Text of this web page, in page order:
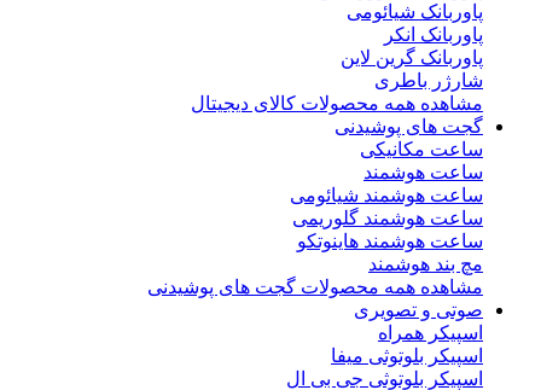
پاوربانک شیائومی
پاوربانک انکر
پاوربانک گرین لاین
شارژر باطری
مشاهده همه محصولات کالای دیجیتال
گجت های پوشیدنی
ساعت مکانیکی
ساعت هوشمند
ساعت هوشمند شیائومی
ساعت هوشمند گلوریمی
ساعت هوشمند هاینوتکو
مچ بند هوشمند
مشاهده همه محصولات گجت های پوشیدنی
صوتی و تصویری
اسپیکر همراه
اسپیکر بلوتوثی میفا
اسپیکر بلوتوثی جی بی ال